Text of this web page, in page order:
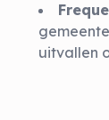
uitvallen